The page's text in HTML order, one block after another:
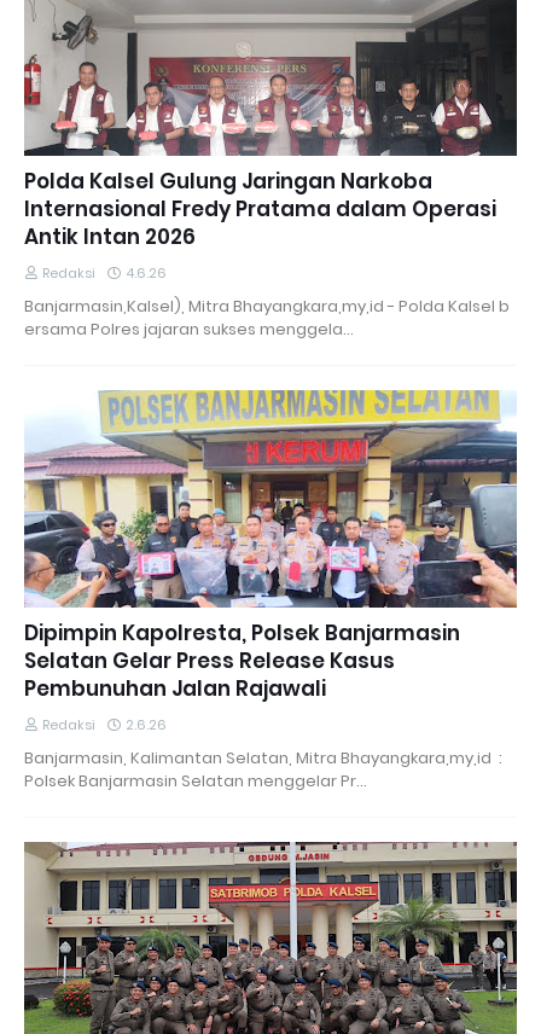
Polda Kalsel Gulung Jaringan Narkoba
Internasional Fredy Pratama dalam Operasi
Antik Intan 2026
Redaksi 4.6.26
Banjarmasin,Kalsel), Mitra Bhayangkara,my,id - Polda Kalsel b
ersama Polres jajaran sukses menggela…
Dipimpin Kapolresta, Polsek Banjarmasin
Selatan Gelar Press Release Kasus
Pembunuhan Jalan Rajawali
Redaksi 2.6.26
Banjarmasin, Kalimantan Selatan, Mitra Bhayangkara,my,id :
Polsek Banjarmasin Selatan menggelar Pr…